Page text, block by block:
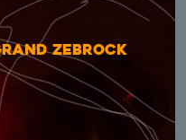
ZEBROCK